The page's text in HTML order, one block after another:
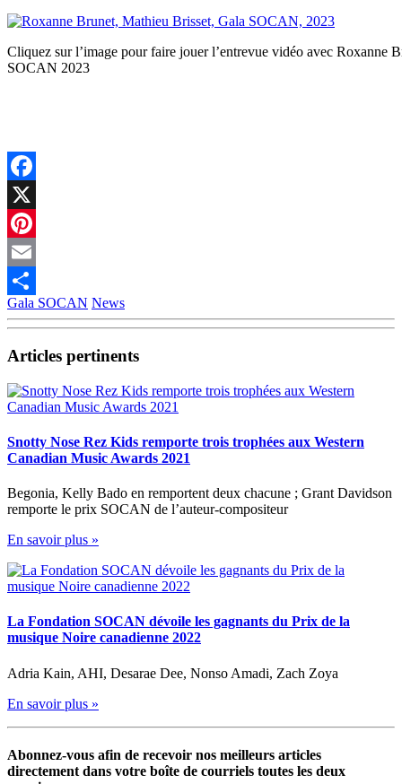
Cliquez sur l’image pour faire jouer l’entrevue vidéo avec Roxanne
SOCAN 2023
Facebook
X
Pinterest
Email
Partager
Gala SOCAN News
Articles pertinents
Snotty Nose Rez Kids remporte trois trophées aux Western
Canadian Music Awards 2021
Begonia, Kelly Bado en remportent deux chacune ; Grant Davidson
remporte le prix SOCAN de l’auteur-compositeur
En savoir plus »
La Fondation SOCAN dévoile les gagnants du Prix de la
musique Noire canadienne 2022
Adria Kain, AHI, Desarae Dee, Nonso Amadi, Zach Zoya
En savoir plus »
Abonnez-vous afin de recevoir nos meilleurs articles
directement dans votre boîte de courriels toutes les deux